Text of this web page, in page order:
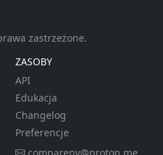
zastrzeżone.
ZASOBY
API
Edukacja
Changelog
Preferencje